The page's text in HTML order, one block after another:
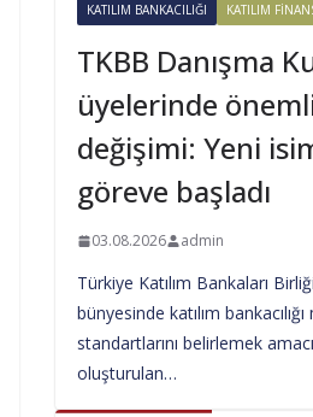
KATILIM BANKACILIĞI KATILIM
TKBB Danışma
üyelerinde
değişimi: Yeni
göreve başladı
03.08.2026 admin
Türkiye Katılım Bankaları
bünyesinde katılım
standartlarını belirlemek
oluşturulan…